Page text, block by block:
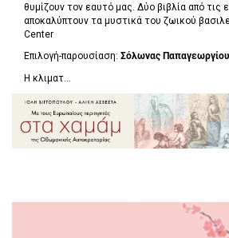
θυμίζουν τον εαυτό μας. Δύο βιβλία από
αποκαλύπτουν τα μυστικά του ζωικού
Center
Επιλογή-παρουσίαση: Σόλωνας Παπαγεωργίου
Η κλιματ...